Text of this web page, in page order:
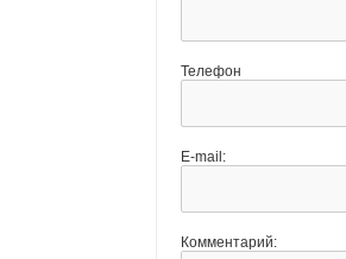
Телефон
E-mail:
Комментарий: